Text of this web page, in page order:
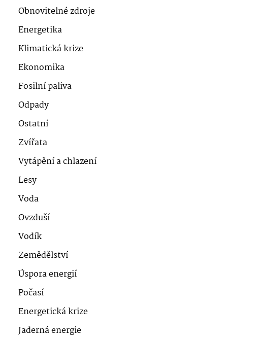
Obnovitelné zdroje
Energetika
Klimatická krize
Ekonomika
Fosilní paliva
Odpady
Ostatní
Zvířata
Vytápění a chlazení
Lesy
Voda
Ovzduší
Vodík
Zemědělství
Úspora energií
Počasí
Energetická krize
Jaderná energie